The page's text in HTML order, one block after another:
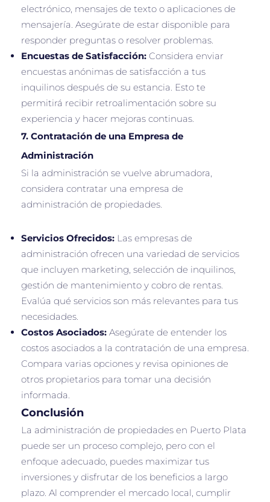
electrónico, mensajes de texto o aplicaciones de
mensajería. Asegúrate de estar disponible para
responder preguntas o resolver problemas.
Encuestas de Satisfacción: Considera enviar
encuestas anónimas de satisfacción a tus
inquilinos después de su estancia. Esto te
permitirá recibir retroalimentación sobre su
experiencia y hacer mejoras continuas.
7. Contratación de una Empresa de
Administración
Si la administración se vuelve abrumadora,
considera contratar una empresa de
administración de propiedades.
Servicios Ofrecidos: Las empresas de
administración ofrecen una variedad de servicios
que incluyen marketing, selección de inquilinos,
gestión de mantenimiento y cobro de rentas.
Evalúa qué servicios son más relevantes para tus
necesidades.
Costos Asociados: Asegúrate de entender los
costos asociados a la contratación de una empresa.
Compara varias opciones y revisa opiniones de
otros propietarios para tomar una decisión
informada.
Conclusión
La administración de propiedades en Puerto Plata
puede ser un proceso complejo, pero con el
enfoque adecuado, puedes maximizar tus
inversiones y disfrutar de los beneficios a largo
plazo. Al comprender el mercado local, cumplir